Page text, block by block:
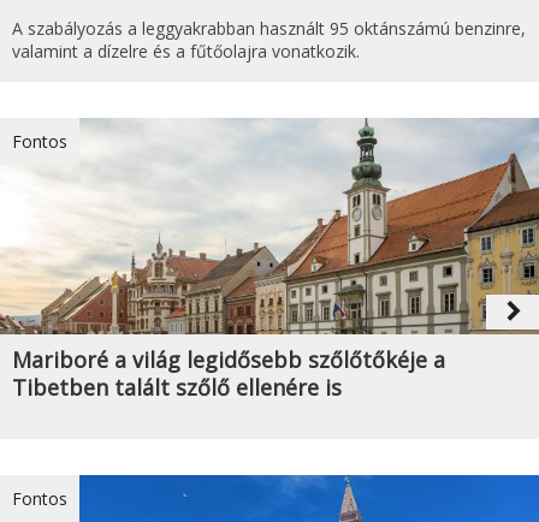
A szabályozás a leggyakrabban használt 95 oktánszámú benzinre,
valamint a dízelre és a fűtőolajra vonatkozik.
Fontos
navigate_next
Mariboré a világ legidősebb szőlőtőkéje a
Tibetben talált szőlő ellenére is
Fontos